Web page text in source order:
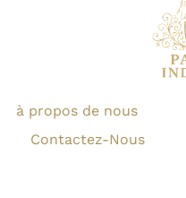
à propos de nous
Contactez-Nous